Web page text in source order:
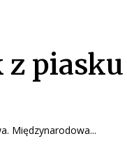
Międzynarodowa...